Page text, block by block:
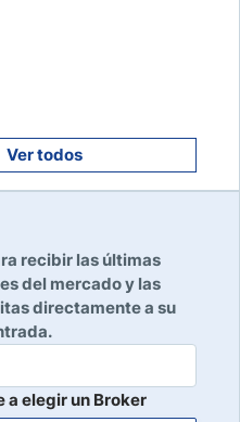
Leer reseña
Ver todos
recibir las últimas
del mercado y las
directamente a su
a elegir un Broker